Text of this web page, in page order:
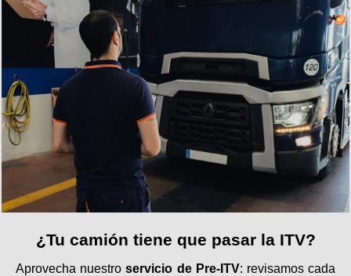
¿Tu camión tiene que pasar la ITV?
Aprovecha nuestroservicio de Pre-ITV: revisamos cada